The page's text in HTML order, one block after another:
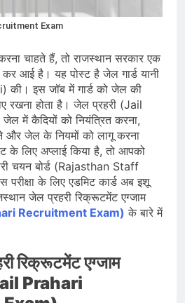
तीन बड़ी मांगें
2026
तेज़, सांस्कृतिक कार्यक्रमों और
की धूम
2026
हथकरघा दिवस की तैयारियाँ तेज़,
कार्यक्रमों के जरिए भारतीय
पारंपरिक वस्त्रों को मिलेगा बढ़ावा
Exam
चाहते हैं, तो राजस्थान सरकार एक
आई है। यह पोस्ट है जेल गार्ड यानी
की। इस जॉब में गार्ड को जेल की
रखना होता है। जेल प्रहरी (Jail
में कैदियों को नियंत्रित करना,
और जेल के नियमों को लागू करना
लिए अप्लाई किया है, तो आपको
चयन बोर्ड (Rajasthan Staff
के लिए एडमिट कार्ड अब इशू
जेल प्रहरी रिक्रूटमेंट एग्जाम
Recruitment Exam) के बारे में
रिक्रूटमेंट एग्जाम
Prahari